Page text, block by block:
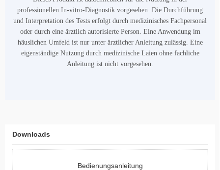
professionellen In‑vitro‑Diagnostik vorgesehen. Die Durchführung
und Interpretation des Tests erfolgt durch medizinisches Fachpersonal
oder durch eine ärztlich autorisierte Person. Eine Anwendung im
häuslichen Umfeld ist nur unter ärztlicher Anleitung zulässig. Eine
eigenständige Nutzung durch medizinische Laien ohne fachliche
Anleitung ist nicht vorgesehen.
Downloads
Bedienungsanleitung